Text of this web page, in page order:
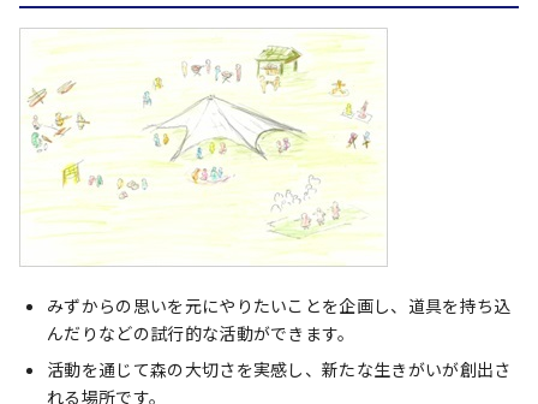
みずからの思いを元にやりたいことを企画し、道具を持ち込
んだりなどの試行的な活動ができます。
活動を通じて森の大切さを実感し、新たな生きがいが創出さ
れる場所です。